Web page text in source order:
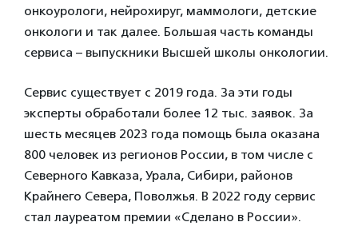
онкоурологи, нейрохируг, маммологи, детские
онкологи и так далее. Большая часть команды
сервиса – выпускники Высшей школы онкологии.
Сервис существует с 2019 года. За эти годы
эксперты обработали более 12 тыс. заявок. За
шесть месяцев 2023 года помощь была оказана
800 человек из регионов России, в том числе с
Северного Кавказа, Урала, Сибири, районов
Крайнего Севера, Поволжья. В 2022 году сервис
стал лауреатом премии «Сделано в России».